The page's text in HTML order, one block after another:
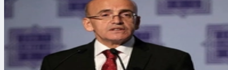
Bakan Şimşek Müjdeyi Verdi: KOBİ'lere Yeni Destek Paketi Yolda